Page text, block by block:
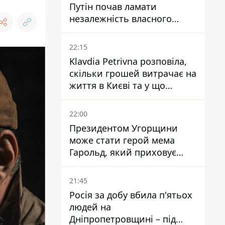
Путін почав ламати
незалежність власного
Центробанку, змусивши
знизити базову ставку
22:15
Klavdia Petrivna розповіла,
скільки грошей витрачає на
життя в Києві та у що
вкладає мільйони
22:00
Президентом Угорщини
може стати герой мема
Гарольд, який приховує
біль – він очолив народне
голосування
21:45
Росія за добу вбила п'ятьох
людей на
Дніпропетровщині – під